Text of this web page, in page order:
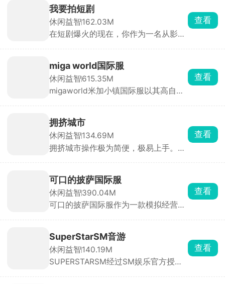
自由匹配不同对手，操控火柴人移动、
投掷武器展开激烈对战，可使用的武器
道具十分丰富，木棒、火箭炮、手雷等
应有尽有。游戏目标简单直接，就是先
我要拍短剧
休闲益智162.03M
在短剧爆火的现在，你作为一名从影视
演员，从构思剧本、选择题材到短剧上
线，全程亲力亲为。签约演员时，需综
合评估其发展潜力、商业价值与资质，
随后通过专业培养提升他们的演技。随
查看
miga world国际服
休闲益智615.35M
migaworld米加小镇国际服以其高自由
探索，与不同的角色展开互动，一起打
卡多个地点场景，环境内所有的物品全
都能点击互动，搭建各种建筑物，还有
惊喜彩蛋等你去发现，书写你的小镇故
查看
拥挤城市
休闲益智134.69M
拥挤城市操作极为简便，极易上手。在
意穿梭。游戏规则通俗易懂，当你的小
人群体数量超过其他玩家时，便能将对
方的小人纳入麾下，让自己的队伍愈发
壮大；反之，若己方人数处于劣势，就
第一名的桂冠。别看游戏玩法简单直
白，实则暗藏诸多技巧。何时主动出
击、何时暂避锋芒，都需要玩家精心谋
划。每一次决策都可能影响战局走向，
查看
可口的披萨国际服
休闲益智390.04M
可口的披萨国际服作为一款模拟经营兼
故事。可口的披萨国际服主要采用点击
放置操作方式，在披萨上涂抹酱料，放
置食材，最后进行拖动切割，根据顾客
的口味需求，使用各种各样的食材进行
查看
SuperStarSM音游
休闲益智140.19M
SUPERSTARSM经过SM娱乐官方授
查看